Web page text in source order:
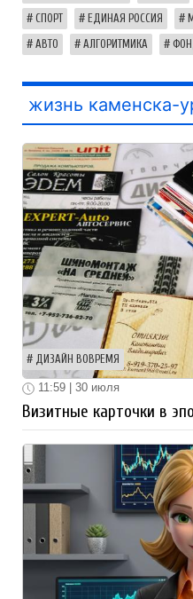
СПОРТ ЕДИНАЯ РОССИЯ
АВТО АЛГОРИТМИКА
жизнь каменска-
ДИЗАЙН ВОВРЕМЯ
11:59 | 30 июля
Визитные карточки в